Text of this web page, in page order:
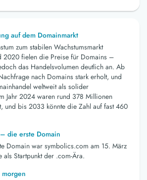
auf dem Domainmarkt
zum stabilen Wachstumsmarkt
2020 fielen die Preise für Domains –
das Handelsvolumen deutlich an. Ab
nach Domains stark erholt, und
weltweit als solider
Jahr 2024 waren rund 378 Millionen
und bis 2033 könnte die Zahl auf fast 460
die erste Domain
Domain war symbolics.com am 15. März
Startpunkt der .com-Ära.